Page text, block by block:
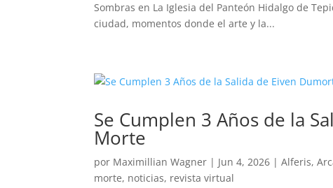
Sombras en La Iglesia del Panteón Hidalgo de
ciudad, momentos donde el arte y la...
Se Cumplen 3 Años de la
Morte
por Maximillian Wagner | Jun 4, 2026 |Alferis,
morte, noticias, revista virtual